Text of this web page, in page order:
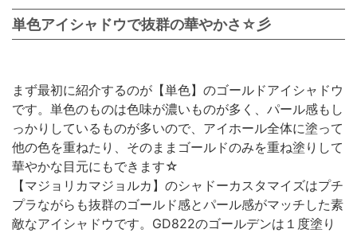
単色アイシャドウで抜群の華やかさ☆彡
まず最初に紹介するのが【単色】のゴールドアイシャドウ
です。単色のものは色味が濃いものが多く、パール感もし
っかりしているものが多いので、アイホール全体に塗って
他の色を重ねたり、そのままゴールドのみを重ね塗りして
華やかな目元にもできます☆
【マジョリカマジョルカ】のシャドーカスタマイズはプチ
プラながらも抜群のゴールド感とパール感がマッチした素
敵なアイシャドウです。GD822のゴールデンは１度塗り